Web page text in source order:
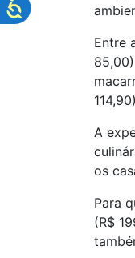
Entre
A
os
Para
(R$